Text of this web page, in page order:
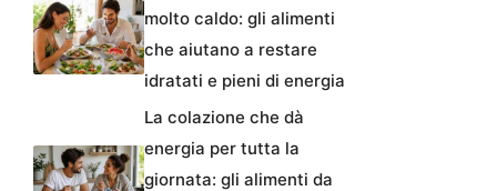
molto caldo: gli alimenti
che aiutano a restare
idratati e pieni di energia
La colazione che dà
energia per tutta la
giornata: gli alimenti da